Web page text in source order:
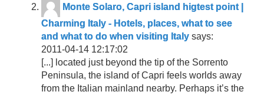
Monte Solaro, Capri island higtest point |
Charming Italy - Hotels, places, what to see
and what to do when visiting Italy says:
2011-04-14 12:17:02
[...] located just beyond the tip of the Sorrento
Peninsula, the island of Capri feels worlds away
from the Italian mainland nearby. Perhaps it’s the